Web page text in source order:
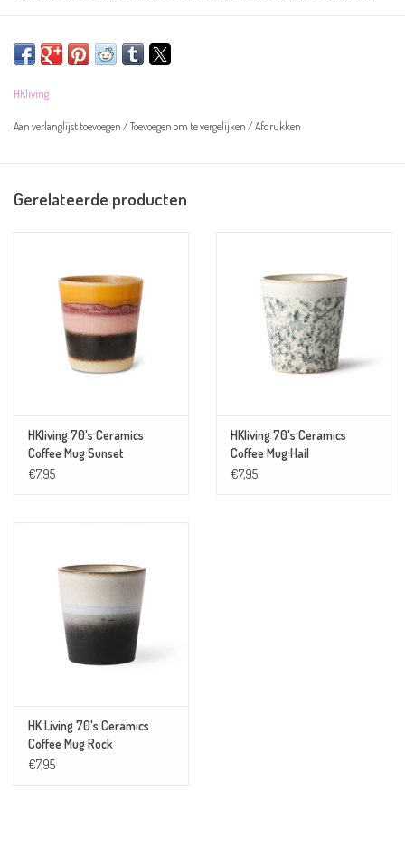
heb je nooit genoeg!
Overige informatie
Afmeting: 7,5 x 7,5 x 8 cm
Materiaal: aardewerk
HKliving
Aan verlanglijst toevoegen /Toevoegen om te vergelijken /Afdrukken
Gerelateerde producten
HKliving 70's Ceramics
Coffee Mug Sunset
€7,95
HKliving 70's Ceramics
Coffee Mug Hail
€7,95
HK Living 70's Ceramics
Coffee Mug Rock
€7,95